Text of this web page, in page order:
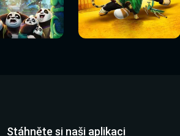
nyní
Sledovat
nyní
Sledovat nyní
Stáhněte si naši aplikaci